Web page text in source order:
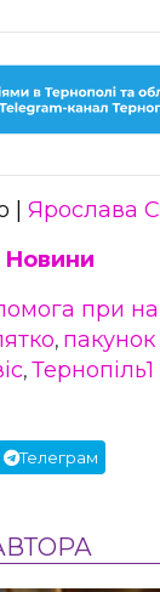
| Ярослава
Новини
при
,
, Тернопіль1
Телеграм